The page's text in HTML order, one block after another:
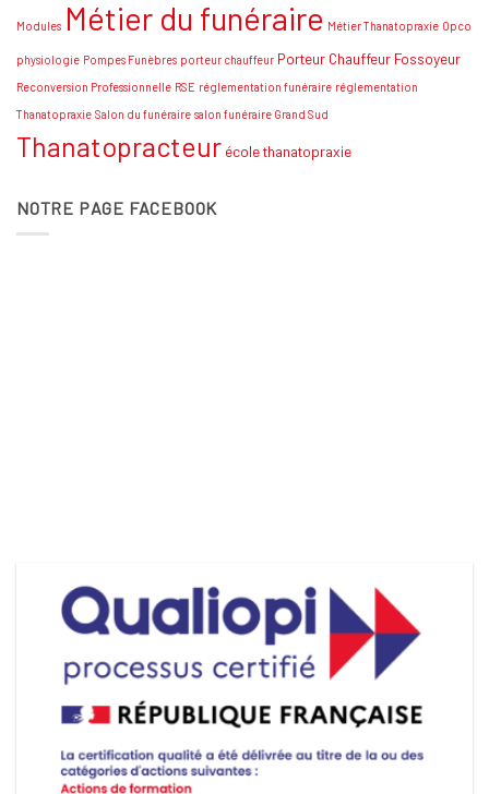
Modules Métier du funéraire Métier Thanatopraxie Opco
physiologie Pompes Funèbres porteur chauffeur Porteur Chauffeur Fossoyeur
Reconversion Professionnelle RSE réglementation funéraire réglementation
Thanatopraxie Salon du funéraire salon funéraire Grand Sud
Thanatopracteur école thanatopraxie
NOTRE PAGE FACEBOOK